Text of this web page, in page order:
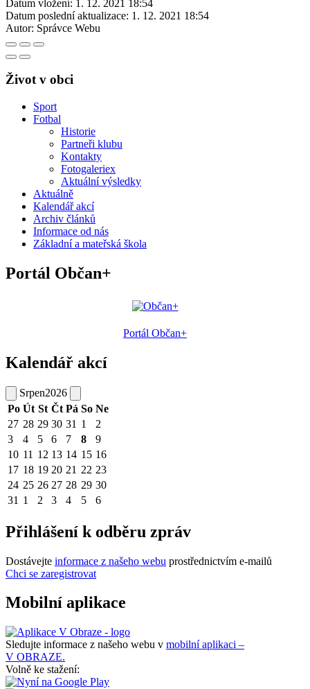
Datum vložení: 1. 12. 2021 18:54
Datum poslední aktualizace: 1. 12. 2021 18:54
Autor: Správce Webu
Život v obci
Sport
Fotbal
Historie
Partneři klubu
Kontakty
Fotogaleriex
Aktuální výsledky
Aktuálně
Kalendář akcí
Archiv článků
Informace od nás
Základní a mateřská škola
Portál Občan+
Portál Občan+
Kalendář akcí
Srpen2026
Po Út St Čt Pá So Ne
27 28 29 30 31 1
2
3
4 5 6 7 8
9
10 11 12 13 14 15 16
17 18 19 20 21 22 23
24 25 26 27 28 29 30
31 1 2 3 4 5 6
Přihlášení k odběru zpráv
Dostávejte informace z našeho webu prostřednictvím e-mailů
Chci se zaregistrovat
Mobilní aplikace
Sledujte informace z našeho webu v mobilní aplikaci –
V OBRAZE.
Volně ke stažení: